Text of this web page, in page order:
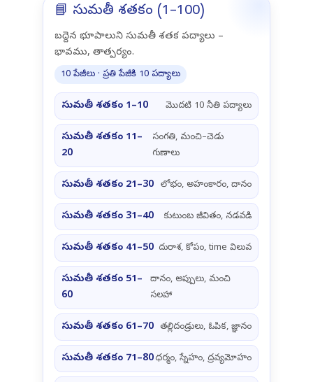
📘 సుమతీ శతకం (1–100)
బద్దెన భూపాలుని సుమతీ శతక పద్యాలు –
భావము, తాత్పర్యం.
10 పేజీలు · ప్రతి పేజీకి 10 పద్యాలు
సుమతీ శతకం 1–10 మొదటి 10 నీతి పద్యాలు
సుమతీ శతకం 11–
20
సంగతి, మంచి–చెడు
గుణాలు
సుమతీ శతకం 21–30 లోభం, అహంకారం, దానం
సుమతీ శతకం 31–40 కుటుంబ జీవితం, నడవడి
సుమతీ శతకం 41–50 దురాశ, కోపం, time విలువ
సుమతీ శతకం 51–
60
దానం, అప్పులు, మంచి
సలహా
సుమతీ శతకం 61–70 తల్లిదండ్రులు, ఓపిక, జ్ఞానం
సుమతీ శతకం 71–80ధర్మం, స్నేహం, ద్రవ్యమోహం